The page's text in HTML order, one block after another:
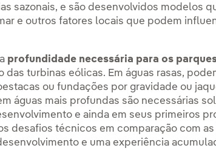
inovação
sazonais, e são desenvolvidos modelos
e outros fatores locais que podem
profundidade necessária para os
turbinas eólicas. Em águas rasas,
ou fundações por gravidade ou
águas mais profundas são necessárias
e ainda em seus primeiros
desafios técnicos em comparação com
e uma experiência